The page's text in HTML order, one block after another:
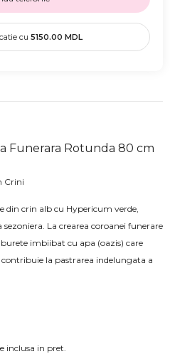
cu 5150.00 MDL
Funerara Rotunda 80 cm
Crini
crin alb cu Hypericum verde,
La crearea coroanei funerare
imbiibat cu apa (oazis) care
la pastrarea indelungata a
inclusa in pret.